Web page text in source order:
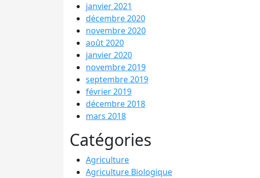
janvier 2021
décembre 2020
novembre 2020
août 2020
janvier 2020
novembre 2019
septembre 2019
février 2019
décembre 2018
mars 2018
Catégories
Agriculture
Agriculture Biologique